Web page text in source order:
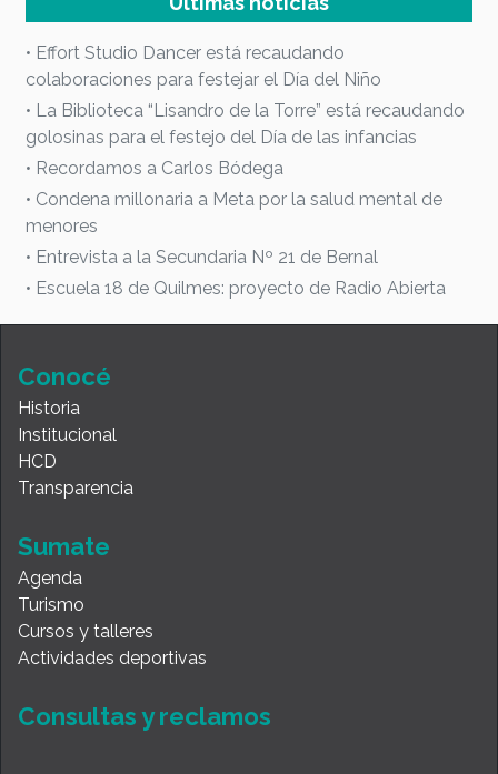
• Effort Studio Dancer está recaudando
colaboraciones para festejar el Día del Niño
• La Biblioteca “Lisandro de la Torre” está recaudando
golosinas para el festejo del Día de las infancias
• Recordamos a Carlos Bódega
• Condena millonaria a Meta por la salud mental de
menores
• Entrevista a la Secundaria Nº 21 de Bernal
• Escuela 18 de Quilmes: proyecto de Radio Abierta
Conocé
Historia
Institucional
HCD
Transparencia
Sumate
Agenda
Turismo
Cursos y talleres
Actividades deportivas
Consultas y reclamos